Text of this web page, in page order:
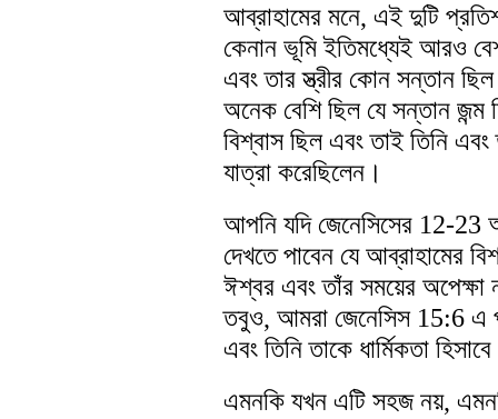
আব্রাহামের মনে, এই দুটি
কেনান ভূমি ইতিমধ্যেই আরও
এবং তার স্ত্রীর কোন সন্তান
অনেক বেশি ছিল যে সন্তান জন্ম
বিশ্বাস ছিল এবং তাই তিনি এবং
যাত্রা করেছিলেন।
আপনি যদি জেনেসিসের 12-23
দেখতে পাবেন যে আব্রাহামের
ঈশ্বর এবং তাঁর সময়ের অপেক্ষা
তবুও, আমরা জেনেসিস 15:6 এ
এবং তিনি তাকে ধার্মিকতা
এমনকি যখন এটি সহজ নয়,